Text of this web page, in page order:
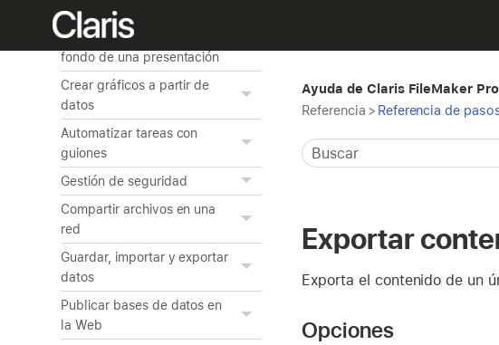
presentaciones e informes
Editar objetos, partes y el
fondo de una presentación
Crear gráficos a partir de
datos
Automatizar tareas con
guiones
Gestión de seguridad
Compartir archivos en una
red
Guardar, importar y exportar
datos
Publicar bases de datos en
la Web
Ayuda de Claris FileMaker Pro
Referencia > Referencia de
Exportar
Exporta el contenido de un
Opciones